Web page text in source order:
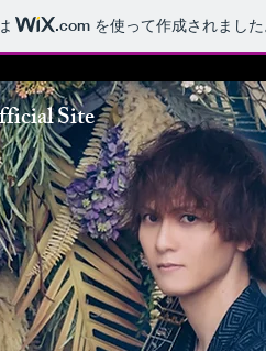
.com を使って作成されまし
Site